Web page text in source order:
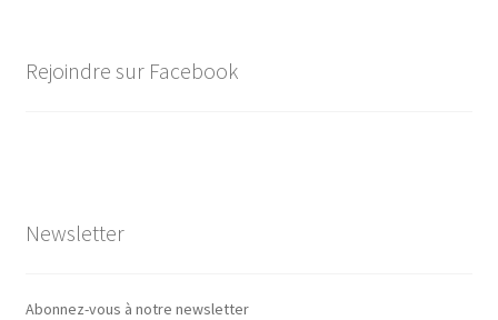
Rejoindre sur Facebook
Newsletter
Abonnez-vous à notre newsletter